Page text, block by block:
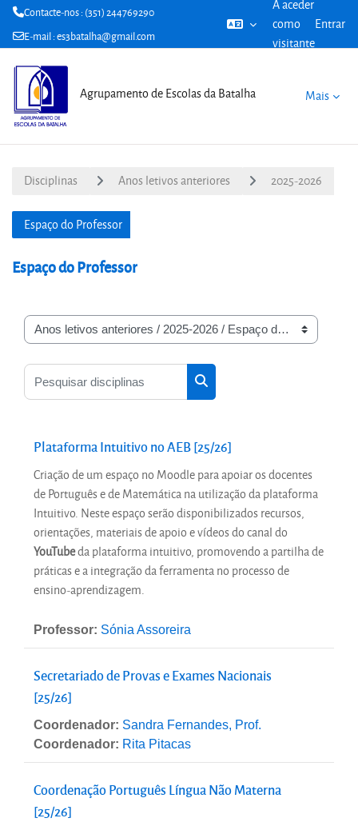
Contacte-nos : (351) 244769290
E-mail :es3batalha@gmail.com
A aceder
como
visitante
Entrar
Agrupamento de Escolas da Batalha Mais
Disciplinas Anos letivos anteriores 2025-2026
Espaço do Professor
Espaço do Professor
Categorias de disciplinas
Pesquisar disciplinas
Pesquisar disciplinas
Plataforma Intuitivo no AEB [25/26]
Criação de um espaço no Moodle para apoiar os docentes
de Português e de Matemática na utilização da plataforma
Intuitivo. Neste espaço serão disponibilizados recursos,
orientações, materiais de apoio e vídeos do canal do
YouTubeda plataforma intuitivo, promovendo a partilha de
práticas e a integração da ferramenta no processo de
ensino-aprendizagem.
Professor: Sónia Assoreira
Secretariado de Provas e Exames Nacionais
[25/26]
Coordenador: Sandra Fernandes, Prof.
Coordenador: Rita Pitacas
Coordenação Português Língua Não Materna
[25/26]